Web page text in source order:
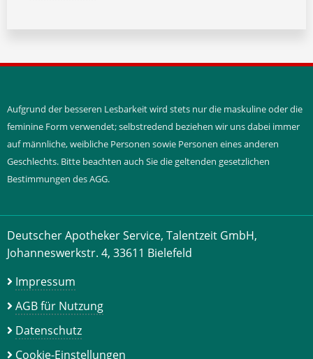
Aufgrund der besseren Lesbarkeit wird stets nur die maskuline oder die
feminine Form verwendet; selbstredend beziehen wir uns dabei immer
auf männliche, weibliche Personen sowie Personen eines anderen
Geschlechts. Bitte beachten auch Sie die geltenden gesetzlichen
Bestimmungen des AGG.
Deutscher Apotheker Service, Talentzeit GmbH,
Johanneswerkstr. 4, 33611 Bielefeld
Impressum
AGB für Nutzung
Datenschutz
Cookie-Einstellungen